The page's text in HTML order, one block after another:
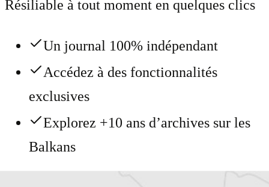
Résiliable à tout moment en quelques clics
Un journal 100% indépendant
Accédez à des fonctionnalités
exclusives
Explorez +10 ans d’archives sur les
Balkans